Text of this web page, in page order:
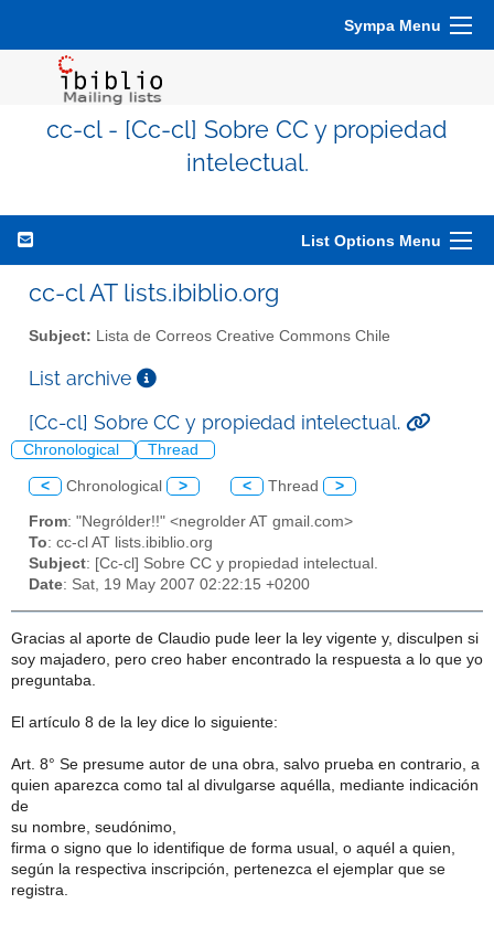
Sympa Menu
cc-cl - [Cc-cl] Sobre CC y propiedad
intelectual.
List Options Menu
cc-cl AT lists.ibiblio.org
Subject: Lista de Correos Creative Commons Chile
List archive
[Cc-cl] Sobre CC y propiedad intelectual.
Chronological Thread
< Chronological > < Thread >
From: "Negrólder!!" <negrolder AT gmail.com>
To: cc-cl AT lists.ibiblio.org
Subject: [Cc-cl] Sobre CC y propiedad intelectual.
Date: Sat, 19 May 2007 02:22:15 +0200
Gracias al aporte de Claudio pude leer la ley vigente y, disculpen si
soy majadero, pero creo haber encontrado la respuesta a lo que yo
preguntaba.
El artículo 8 de la ley dice lo siguiente:
Art. 8° Se presume autor de una obra, salvo prueba en contrario, a
quien aparezca como tal al divulgarse aquélla, mediante indicación
de
su nombre, seudónimo,
firma o signo que lo identifique de forma usual, o aquél a quien,
según la respectiva inscripción, pertenezca el ejemplar que se
registra.